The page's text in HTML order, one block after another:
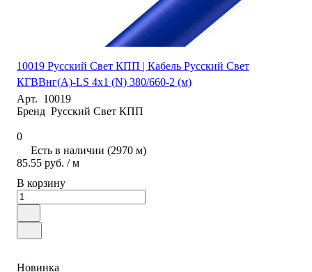
10019 Русский Свет КПП | Кабель Русский Свет
КГВВнг(А)-LS 4х1 (N) 380/660-2 (м)
Арт. 10019
Бренд Русский Свет КПП
0
Есть в наличии (2970 м)
85.55 руб. / м
В корзину
Новинка